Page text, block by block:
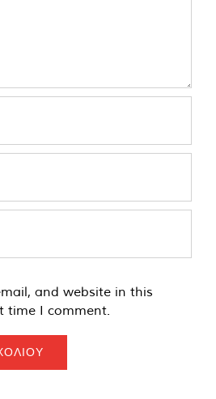
and website in this
time I comment.